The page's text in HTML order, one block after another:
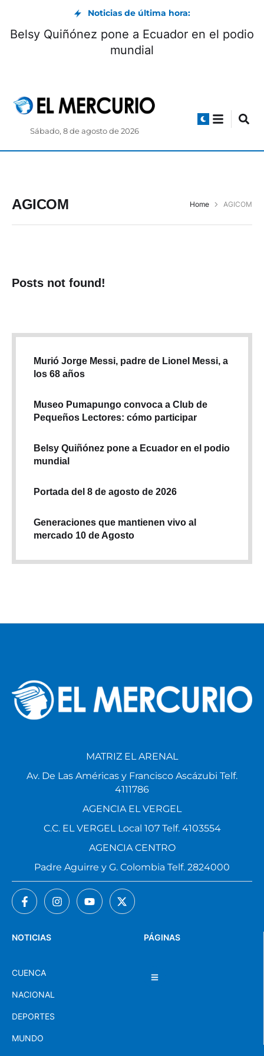
Noticias de última hora:
Belsy Quiñónez pone a Ecuador en el podio
mundial
Sábado, 8 de agosto de 2026
AGICOM Home AGICOM
Posts not found!
Murió Jorge Messi, padre de Lionel Messi, a
los 68 años
Museo Pumapungo convoca a Club de
Pequeños Lectores: cómo participar
Belsy Quiñónez pone a Ecuador en el podio
mundial
Portada del 8 de agosto de 2026
Generaciones que mantienen vivo al
mercado 10 de Agosto
PÁGINAS
NOTICIAS
CUENCA
NACIONAL
DEPORTES
MUNDO
MATRIZ EL ARENAL
Av. De Las Américas y Francisco Ascázubi Telf.
4111786
AGENCIA EL VERGEL
C.C. EL VERGEL Local 107 Telf. 4103554
AGENCIA CENTRO
Padre Aguirre y G. Colombia Telf. 2824000